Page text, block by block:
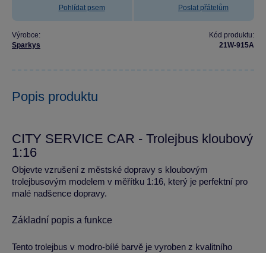
Pohlídat psem Poslat přátelům
Výrobce:
Sparkys
Kód produktu:
21W-915A
Popis produktu
CITY SERVICE CAR - Trolejbus kloubový
1:16
Objevte vzrušení z městské dopravy s kloubovým
trolejbusovým modelem v měřítku 1:16, který je perfektní pro
malé nadšence dopravy.
Základní popis a funkce
Tento trolejbus v modro-bílé barvě je vyroben z kvalitního